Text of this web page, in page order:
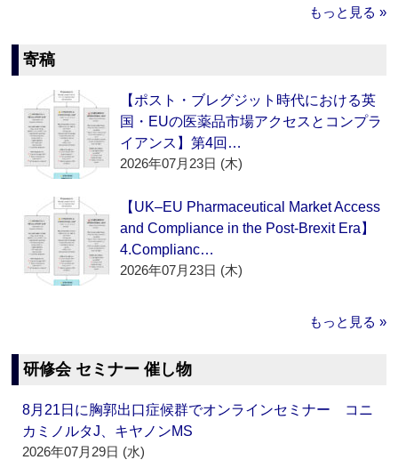
もっと見る »
寄稿
【ポスト・ブレグジット時代における英
国・EUの医薬品市場アクセスとコンプラ
イアンス】第4回…
2026年07月23日 (木)
【UK–EU Pharmaceutical Market Access
and Compliance in the Post-Brexit Era】
4.Complianc…
2026年07月23日 (木)
もっと見る »
研修会 セミナー 催し物
8月21日に胸郭出口症候群でオンラインセミナー コニ
カミノルタJ、キヤノンMS
2026年07月29日 (水)